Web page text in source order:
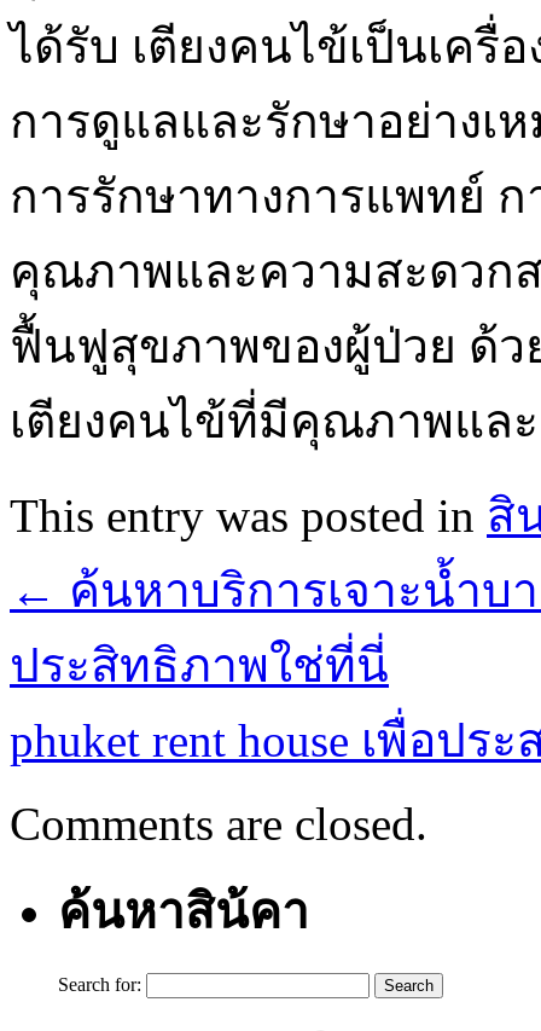
ได้รับ เตียงคนไข้เป็นเค
การดูแลและรักษาอย่างเ
การรักษาทางการแพทย์ ก
คุณภาพและความสะดวก
ฟื้นฟูสุขภาพของผู้ป่วย ด้ว
เตียงคนไข้ที่มีคุณภาพแล
This entry was posted in สิ
← ค้นหาบริการเจาะน้ำ
ประสิทธิภาพใช่ที่นี่
phuket rent house เพื่อป
Comments are closed.
ค้นหาสิน้คา
Search for: